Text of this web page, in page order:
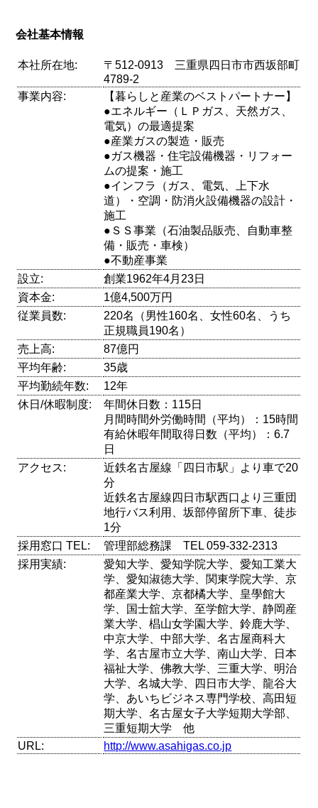
会社基本情報
本社所在地:
〒512-0913 三重県四日市市西坂部町
4789-2
事業内容:
【暮らしと産業のベストパートナー】
●エネルギー（ＬＰガス、天然ガス、
電気）の最適提案
●産業ガスの製造・販売
●ガス機器・住宅設備機器・リフォー
ムの提案・施工
●インフラ（ガス、電気、上下水
道）・空調・防消火設備機器の設計・
施工
●ＳＳ事業（石油製品販売、自動車整
備・販売・車検）
●不動産事業
設立:
創業1962年4月23日
資本金:
1億4,500万円
従業員数:
220名（男性160名、女性60名、うち
正規職員190名）
売上高:
87億円
平均年齢:
35歳
平均勤続年数:
12年
休日/休暇制度:
年間休日数：115日
月間時間外労働時間（平均）：15時間
有給休暇年間取得日数（平均）：6.7
日
アクセス:
近鉄名古屋線「四日市駅」より車で20
分
近鉄名古屋線四日市駅西口より三重団
地行バス利用、坂部停留所下車、徒歩
1分
採用窓口 TEL:
管理部総務課 TEL 059-332-2313
採用実績:
愛知大学、愛知学院大学、愛知工業大
学、愛知淑徳大学、関東学院大学、京
都産業大学、京都橘大学、皇學館大
学、国士舘大学、至学館大学、静岡産
業大学、椙山女学園大学、鈴鹿大学、
中京大学、中部大学、名古屋商科大
学、名古屋市立大学、南山大学、日本
福祉大学、佛教大学、三重大学、明治
大学、名城大学、四日市大学、龍谷大
学、あいちビジネス専門学校、高田短
期大学、名古屋女子大学短期大学部、
三重短期大学 他
URL:
http://www.asahigas.co.jp